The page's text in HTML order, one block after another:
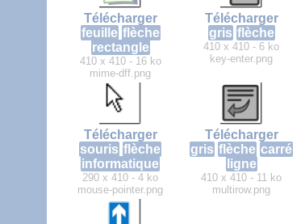
Télécharger
feuille flèche
rectangle
410 x 410 - 16 ko
mime-dff.png
Télécharger
gris flèche
410 x 410 - 6 ko
key-enter.png
Télécharger
souris flèche
informatique
290 x 410 - 4 ko
mouse-pointer.png
Télécharger
gris flèche carré
ligne
410 x 410 - 11 ko
multirow.png